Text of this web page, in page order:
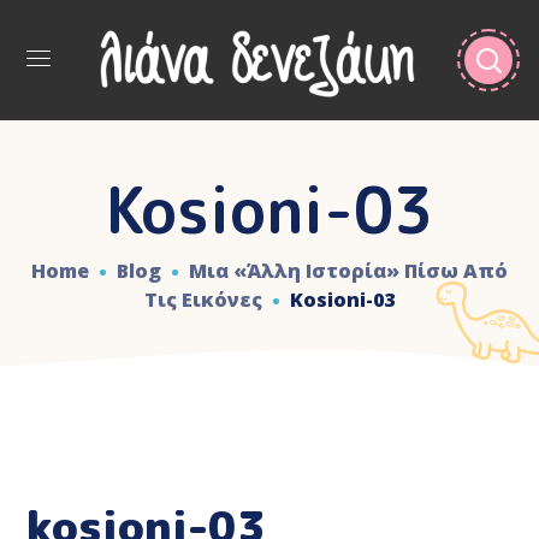
Kosioni-03
Home Blog
Μια «άλλη Ιστορία» Πίσω Από
Τις Εικόνες
Kosioni-03
kosioni-03